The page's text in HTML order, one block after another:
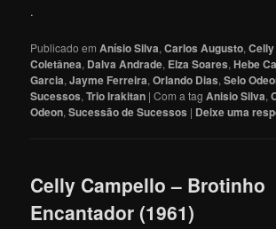
.
Publicado em Anísio Silva,Carlos Augusto,
Coletânea, Dalva Andrade, Elza Soares,Hebe
Garcia,Jayme Ferreira,Orlando Dias,Selo
Sucessos,Trio Irakitan |Com a tagAnisio Silva,
Odeon,Sucessão de Sucessos | Deixe uma
Celly Campello – Brotinho
Encantador (1961)